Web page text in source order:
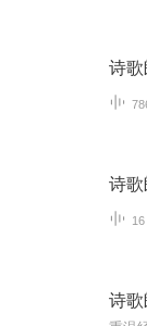
诗歌
诗歌
16
诗歌